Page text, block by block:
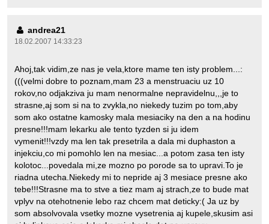
andrea21
18.02.2007 14:33:23
Ahoj,tak vidim,ze nas je vela,ktore mame ten isty problem...:
(((velmi dobre to poznam,mam 23 a menstruaciu uz 10
rokov,no odjakziva ju mam nenormalne nepravidelnu,,,je to
strasne,aj som si na to zvykla,no niekedy tuzim po tom,aby
som ako ostatne kamosky mala mesiaciky na den a na hodinu
presne!!!mam lekarku ale tento tyzden si ju idem
vymenit!!!vzdy ma len tak presetrila a dala mi duphaston a
injekciu,co mi pomohlo len na mesiac...a potom zasa ten isty
kolotoc...povedala mi,ze mozno po porode sa to upravi.To je
riadna utecha.Niekedy mi to nepride aj 3 mesiace presne ako
tebe!!!Strasne ma to stve a tiez mam aj strach,ze to bude mat
vplyv na otehotnenie lebo raz chcem mat deticky:( Ja uz by
som absolvovala vsetky mozne vysetrenia aj kupele,skusim asi